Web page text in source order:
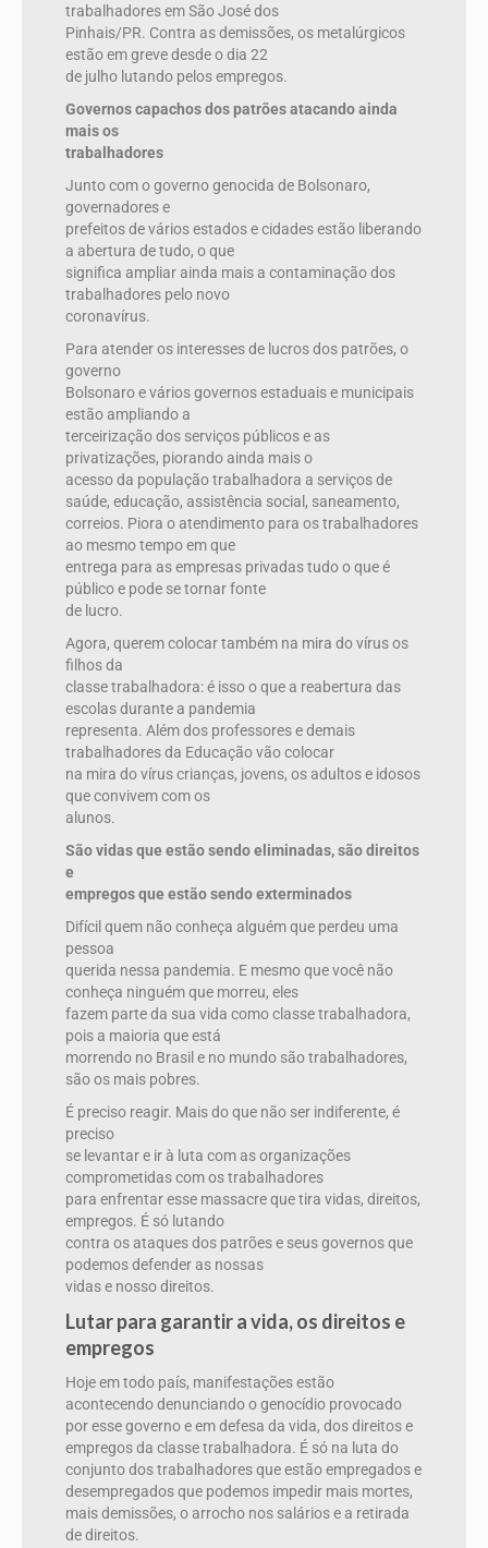
trabalhadores em São José dos
Pinhais/PR. Contra as demissões, os metalúrgicos
estão em greve desde o dia 22
de julho lutando pelos empregos.
Governos capachos dos patrões atacando ainda
mais os
trabalhadores
Junto com o governo genocida de Bolsonaro,
governadores e
prefeitos de vários estados e cidades estão liberando
a abertura de tudo, o que
significa ampliar ainda mais a contaminação dos
trabalhadores pelo novo
coronavírus.
Para atender os interesses de lucros dos patrões, o
governo
Bolsonaro e vários governos estaduais e municipais
estão ampliando a
terceirização dos serviços públicos e as
privatizações, piorando ainda mais o
acesso da população trabalhadora a serviços de
saúde, educação, assistência social, saneamento,
correios. Piora o atendimento para os trabalhadores
ao mesmo tempo em que
entrega para as empresas privadas tudo o que é
público e pode se tornar fonte
de lucro.
Agora, querem colocar também na mira do vírus os
filhos da
classe trabalhadora: é isso o que a reabertura das
escolas durante a pandemia
representa. Além dos professores e demais
trabalhadores da Educação vão colocar
na mira do vírus crianças, jovens, os adultos e idosos
que convivem com os
alunos.
São vidas que estão sendo eliminadas, são direitos
e
empregos que estão sendo exterminados
Difícil quem não conheça alguém que perdeu uma
pessoa
querida nessa pandemia. E mesmo que você não
conheça ninguém que morreu, eles
fazem parte da sua vida como classe trabalhadora,
pois a maioria que está
morrendo no Brasil e no mundo são trabalhadores,
são os mais pobres.
É preciso reagir. Mais do que não ser indiferente, é
preciso
se levantar e ir à luta com as organizações
comprometidas com os trabalhadores
para enfrentar esse massacre que tira vidas, direitos,
empregos. É só lutando
contra os ataques dos patrões e seus governos que
podemos defender as nossas
vidas e nosso direitos.
Lutar para garantir a vida, os direitos e
empregos
Hoje em todo país, manifestações estão
acontecendo denunciando o genocídio provocado
por esse governo e em defesa da vida, dos direitos e
empregos da classe trabalhadora. É só na luta do
conjunto dos trabalhadores que estão empregados e
desempregados que podemos impedir mais mortes,
mais demissões, o arrocho nos salários e a retirada
de direitos.